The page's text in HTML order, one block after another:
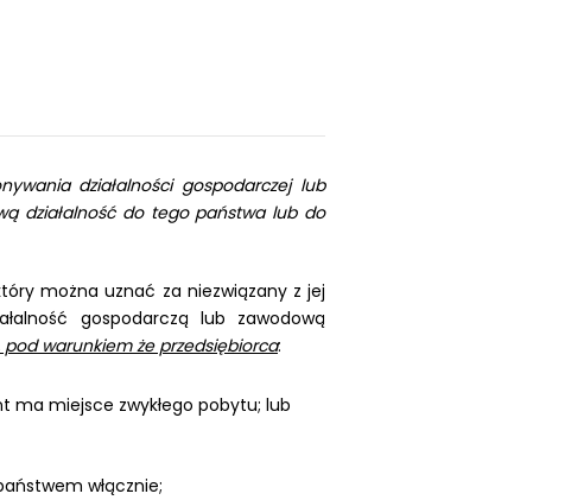
działalności gospodarczej lub
działalność do tego państwa lub do
można uznać za niezwiązany z jej
gospodarczą lub zawodową
warunkiem że przedsiębiorca:
ma miejsce zwykłego pobytu; lub
włącznie;